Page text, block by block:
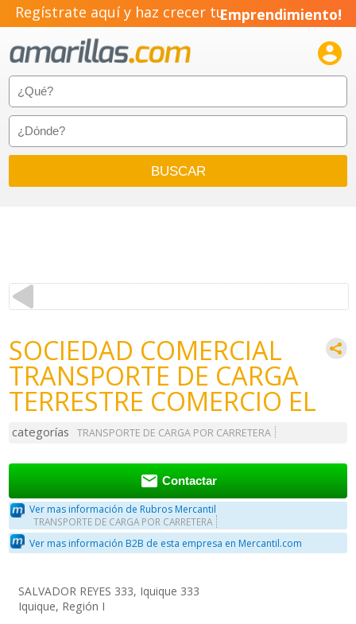
Regístrate aquí y haz crecer tuEmprendimiento!

SOCIEDAD COMERCIAL
TRANSPORTE DE CARGA
TERRESTRE COMERCIO EL
categorías TRANSPORTE DE CARGA POR CARRETERA
 Contactar
Ver mas información de Rubros Mercantil
TRANSPORTE DE CARGA POR CARRETERA
Ver mas información B2B de esta empresa en Mercantil.com
SALVADOR REYES 333, Iquique 333
Iquique, Región I